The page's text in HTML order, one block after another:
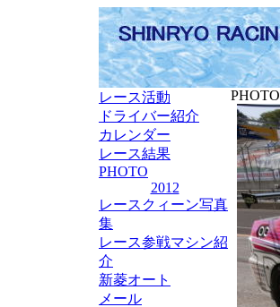
レース活動
ドライバー紹介
カレンダー
レース結果
PHOTO
2012
レースクィーン写真
集
レース参戦マシン紹
介
新菱オート
メール
PHOTO